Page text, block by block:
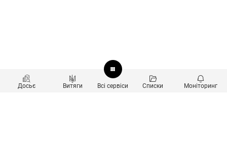
Досьє Витяги Всі сервіси Списки Моніторинг